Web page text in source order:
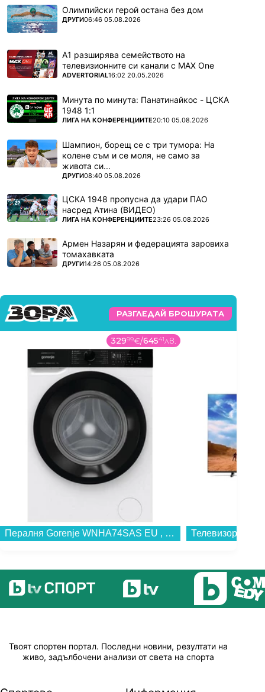
Олимпийски герой остана без дом
ПОВЕЧЕ ОТ
ДРУГИ06:46 05.08.2026
А1 разширява семейството на
телевизионните си канали с MAX One
ПОВЕЧЕ ОТ
ADVERTORIAL16:02 20.05.2026
Минута по минута: Панатинайкос - ЦСКА
1948 1:1
ПОВЕЧЕ ОТ
ЛИГА НА КОНФЕРЕНЦИИТЕ20:10 05.08.2026
Шампион, борещ се с три тумора: На
колене съм и се моля, не само за
живота си...
ПОВЕЧЕ ОТ
ДРУГИ08:40 05.08.2026
ЦСКА 1948 пропусна да удари ПАО
насред Атина (ВИДЕО)
ПОВЕЧЕ ОТ
ЛИГА НА КОНФЕРЕНЦИИТЕ23:26 05.08.2026
Армен Назарян и федерацията заровиха
томахавката
ПОВЕЧЕ ОТ
ДРУГИ14:26 05.08.2026
РАЗГЛЕДАЙ БРОШУРАТА
28999€/56718лв.
Телевизор Philips 50PUS7810/12 , 126 см, 3840x2160 UHD-4K , 50 inch, QLED ...
Твоят спортен портал. Последни новини, резултати на
живо, задълбочени анализи от света на спорта